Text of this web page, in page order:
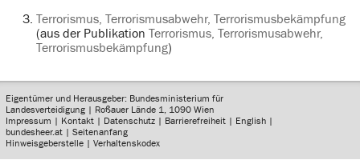
Terrorismus, Terrorismusabwehr, Terrorismusbekämpfung
(aus der Publikation Terrorismus, Terrorismusabwehr,
Terrorismusbekämpfung)
Eigentümer und Herausgeber: Bundesministerium für
Landesverteidigung | Roßauer Lände 1, 1090 Wien
Impressum | Kontakt | Datenschutz | Barrierefreiheit | English |
bundesheer.at |Seitenanfang
Hinweisgeberstelle |Verhaltenskodex